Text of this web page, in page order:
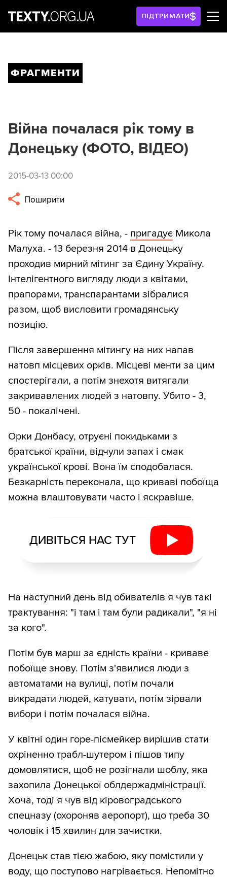
ПІДТРИМАТИ
ФРАГМЕНТИ
Війна почалася рік тому в
Донецьку (ФОТО, ВІДЕО)
2015-03-13 00:00
Поширити
Рік тому почалася війна, - пригадує Микола
Малуха. - 13 березня 2014 в Донецьку
проходив мирний мітинг за Єдину Україну.
Інтелігентного вигляду люди з квітами,
прапорами, транспарантами зібралися
разом, щоб висловити громадянську
позицію.
Після завершення мітингу на них напав
натовп місцевих орків. Місцеві менти за цим
спостерігали, а потім знехотя витягали
закривавлених людей з натовпу. Убито - 3,
50 - покалічені.
Орки Донбасу, отруєні покидьками з
братської країни, відчули запах і смак
української крові. Вона їм сподобалася.
Безкарність переконала, що криваві побоїща
можна влаштовувати часто і яскравіше.
ДИВІТЬСЯ НАС ТУТ
На наступний день від обивателів я чув такі
трактування: "і там і там були радикали", "я ні
за кого".
Потім був марш за єдність країни - криваве
побоїще знову. Потім з'явилися люди з
автоматами на вулиці, потім почали
викрадати людей, катувати, потім зірвали
вибори і потім почалася війна.
У квітні один горе-пісмейкер вирішив стати
охріненно трабл-шутером і пішов типу
домовлятися, щоб не розігнали шоблу, яка
захопила Донецької облдержадміністрації.
Хоча, тоді я чув від кіровоградського
спецназу (охороняв аеропорт), що треба 30
чоловік і 15 хвилин для зачистки.
Донецьк став тією жабою, яку помістили у
воду, що поступово нагрівається. Непомітно